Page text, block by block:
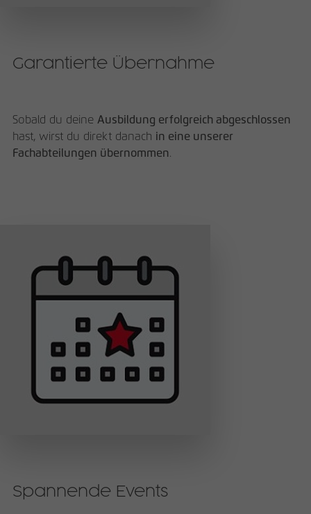
Garantierte Übernahme
Sobald du deine Ausbildung erfolgreich abgeschlossen
hast, wirst du direkt danach in eine unserer
Fachabteilungen übernommen.
Spannende Events